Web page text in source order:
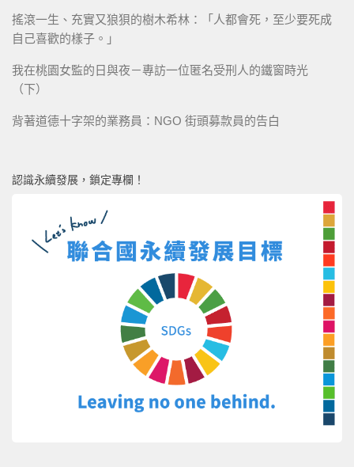
搖滾一生、充實又狼狽的樹木希林：「人都會死，至少要死成
自己喜歡的樣子。」
我在桃園女監的日與夜－專訪一位匿名受刑人的鐵窗時光
（下）
背著道德十字架的業務員：NGO 街頭募款員的告白
認識永續發展，鎖定專欄！